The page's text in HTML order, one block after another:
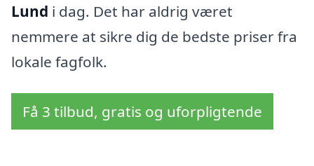
Lund i dag. Det har aldrig været
nemmere at sikre dig de bedste priser fra
lokale fagfolk.
Få 3 tilbud, gratis og uforpligtende